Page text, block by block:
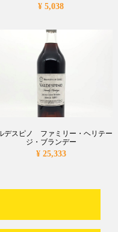
¥ 5,038
デスピノ ファミリー・ヘリテー
ジ・ブランデー
¥ 25,333